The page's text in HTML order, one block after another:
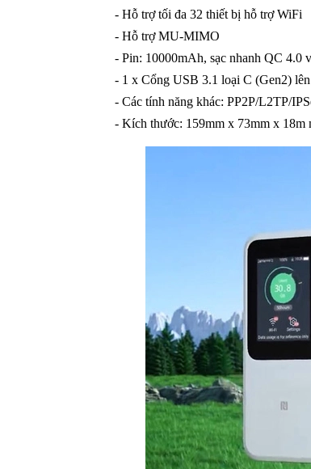
- Hỗ trợ tối đa 32 thiết bị hỗ trợ WiFi
- Hỗ trợ MU-MIMO
- Pin: 10000mAh, sạc nhanh QC 4.0
- 1 x Cổng USB 3.1 loại C (Gen2)
- Các tính năng khác: PP2P/L2TP/
- Kích thước: 159mm x 73mm x 18m